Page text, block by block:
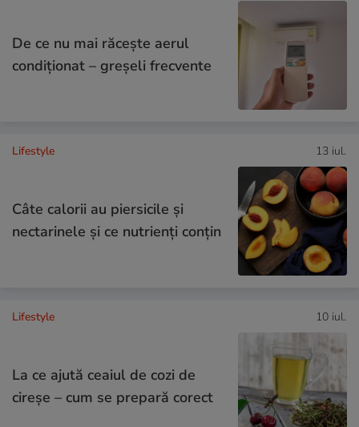
De ce nu mai răcește aerul
condiționat – greșeli frecvente
Lifestyle 13 iul.
Câte calorii au piersicile și
nectarinele și ce nutrienți conțin
Lifestyle 10 iul.
La ce ajută ceaiul de cozi de
cireșe – cum se prepară corect